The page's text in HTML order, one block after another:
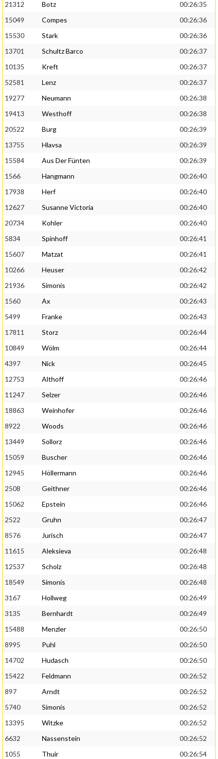
21312 Botz
00:26:35
15049
Compes
00:26:36
15530
Stark
00:26:36
13701
Schultz Barco
00:26:37
10135
Kreft
00:26:37
52581
Lenz
00:26:37
19277
Neumann
00:26:38
19413
Westhoff
00:26:38
20522
Burg
00:26:39
13755
Hlavsa
00:26:39
15584
Aus Der Fünten
00:26:39
1566
Hangmann
00:26:40
17938
Herf
00:26:40
12627
Susanne Victoria
00:26:40
20734
Kohler
00:26:40
5834
Spinhoff
00:26:41
15607
Matzat
00:26:41
10266
Heuser
00:26:42
21936
Simonis
00:26:42
1560
Ax
00:26:43
5499
Franke
00:26:43
17811
Storz
00:26:44
10849
Wölm
00:26:44
4397
Nick
00:26:45
12753
Althoff
00:26:46
11247
Selzer
00:26:46
18863
Weinhofer
00:26:46
8922
Woods
00:26:46
13449
Sollorz
00:26:46
15059
Buscher
00:26:46
12945
Höllermann
00:26:46
2508
Geithner
00:26:46
15062
Epstein
00:26:46
2522
Gruhn
00:26:47
8576
Jurisch
00:26:47
11615
Aleksieva
00:26:48
12537
Scholz
00:26:48
18549
Simonis
00:26:48
3167
Hollweg
00:26:49
3135
Bernhardt
00:26:49
15488
Menzler
00:26:50
8995
Puhl
00:26:50
14702
Hudasch
00:26:50
15422
Feldmann
00:26:52
897
Arndt
00:26:52
5740
Simonis
00:26:52
13395
Witzke
00:26:52
6632
Nassenstein
00:26:52
1055
Thuir
00:26:54